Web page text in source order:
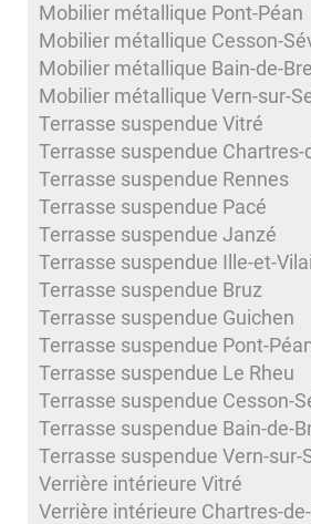
Mobilier métallique Pont-Péan
Mobilier métallique Cesson-
Mobilier métallique Bain-de-
Mobilier métallique Vern-sur-
Terrasse suspendue Vitré
Terrasse suspendue Chartres-
Terrasse suspendue Rennes
Terrasse suspendue Pacé
Terrasse suspendue Janzé
Terrasse suspendue Ille-et-
Terrasse suspendue Bruz
Terrasse suspendue Guichen
Terrasse suspendue Pont-
Terrasse suspendue Le Rheu
Terrasse suspendue Cesson-
Terrasse suspendue Bain-de-
Terrasse suspendue Vern-sur-
Verrière intérieure Vitré
Verrière intérieure Chartres-